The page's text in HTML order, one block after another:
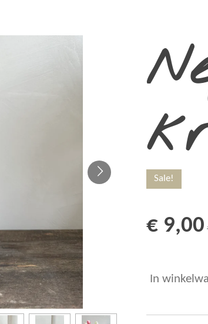
Sale!
€ 9,00
In